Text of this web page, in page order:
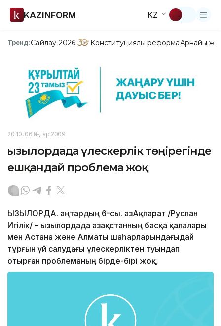
KAZINFORM KZ
Тренд:Сайлау-2026 Конституциялық реформаАрнайы
20:10, 06 Қаңтар 2009
Қызылордада үлескерлік төңірегінде
ешқандай проблема жоқ
ҚЫЗЫЛОРДА. Қаңтардың 6-сы. ҚазАқпарат /Руслан
Игілік/ – Қызылордада Қазақстанның басқа қалалары
мен Астана және Алматы шаһарларындағыдай
тұрғын үй салудағы үлескерліктен туындап
отырған проблеманың бірде-бірі жоқ,